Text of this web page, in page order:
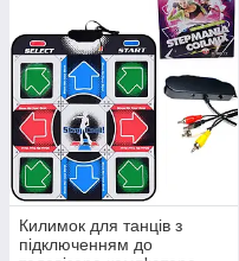
Килимок для танців з
підключенням до